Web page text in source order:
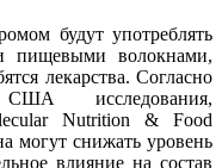
будут употреблять
пищевыми волокнами,
лекарства. Согласно
исследования,
Nutrition & Food
могут снижать уровень
влияние на состав